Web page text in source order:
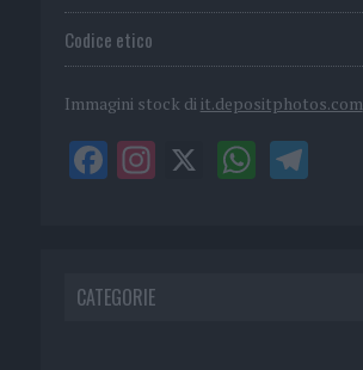
Codice etico
Immagini stock di it.depositphotos.com
CATEGORIE